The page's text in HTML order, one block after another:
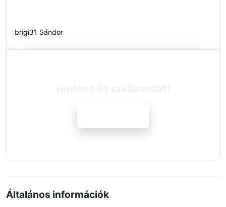
brigi31 Sándor
Általános információk